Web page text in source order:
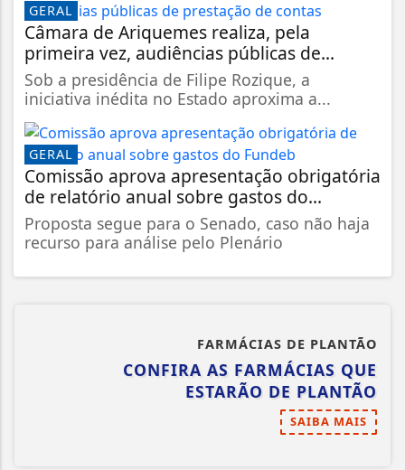
GERAL
Câmara de Ariquemes realiza, pela
primeira vez, audiências públicas de...
Sob a presidência de Filipe Rozique, a
iniciativa inédita no Estado aproxima a...
GERAL
Comissão aprova apresentação obrigatória
de relatório anual sobre gastos do...
Proposta segue para o Senado, caso não haja
recurso para análise pelo Plenário
FARMÁCIAS DE PLANTÃO
CONFIRA AS FARMÁCIAS QUE
ESTARÃO DE PLANTÃO
SAIBA MAIS